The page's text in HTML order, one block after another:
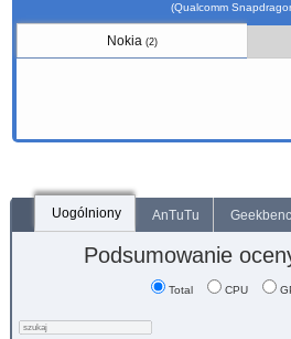
(Qualcomm
Nokia(2)
Uogólniony AnTuTu
Podsumowanie
Total CPU